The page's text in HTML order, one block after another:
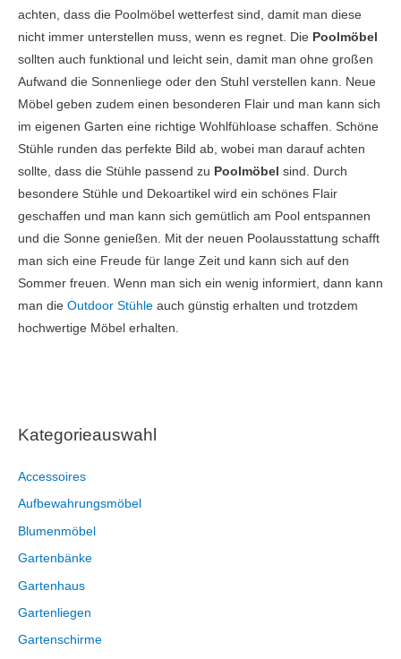
Kategorieauswahl
Accessoires
Aufbewahrungsmöbel
Blumenmöbel
Gartenbänke
Gartenhaus
Gartenliegen
Gartenschirme
achten, dass die Poolmöbel wetterfest sind, damit man diese
nicht immer unterstellen muss, wenn es regnet. Die Poolmöbel
sollten auch funktional und leicht sein, damit man ohne großen
Aufwand die Sonnenliege oder den Stuhl verstellen kann. Neue
Möbel geben zudem einen besonderen Flair und man kann sich
im eigenen Garten eine richtige Wohlfühloase schaffen. Schöne
Stühle runden das perfekte Bild ab, wobei man darauf achten
sollte, dass die Stühle passend zu Poolmöbel sind. Durch
besondere Stühle und Dekoartikel wird ein schönes Flair
geschaffen und man kann sich gemütlich am Pool entspannen
und die Sonne genießen. Mit der neuen Poolausstattung schafft
man sich eine Freude für lange Zeit und kann sich auf den
Sommer freuen. Wenn man sich ein wenig informiert, dann kann
man die Outdoor Stühle auch günstig erhalten und trotzdem
hochwertige Möbel erhalten.